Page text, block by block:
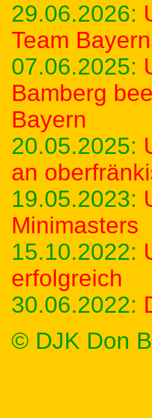
29.06.2026:
Team
07.06.2025:
Bamberg
Bayern
20.05.2025:
an
19.05.2023:
Minimasters
15.10.2022:
erfolgreich
30.06.2022:
© DJK Don